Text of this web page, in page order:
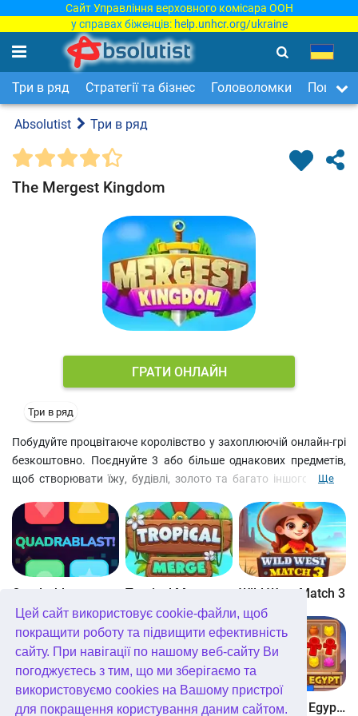
Цей сайт використовує cookie-файли, щоб
покращити роботу та підвищити ефективність
сайту. При навігації по нашому веб-сайту Ви
погоджуєтесь з тим, що ми зберігаємо та
використовуємо cookies на Вашому пристрої
для покращення користування даним сайтом.
Сайт Управління верховного комісара ООН
у справах біженців: help.unhcr.org/ukraine
Три в ряд Стратегії та бізнес Головоломки Пошук
Absolutist Три в ряд
The Mergest Kingdom
ГРАТИ ОНЛАЙН
Три в ряд
Побудуйте процвітаюче королівство у захоплюючій онлайн-грі
безкоштовно. Поєднуйте 3 або більше однакових предметів,
щоб створювати їжу, будівлі, золото та багато іншого. Якщо
тому трохи витримки та стратегії не завадить. Відкривайте нові
території, знайомтеся з жителями чарівного королівства та
дізнавайтеся про їхні історії. Відкривайте скрині, щоб отримати
нагороду, і не забувайте повернутися в гру завтра, щоб хоч би
забрати щоденний бонус. Виконуйте завдання та просуйтеся
за сюжетом. Казкові персонажі та простота головоломки «три
в ряд» онлайн сподобаються і дорослим, і дітям.
Ще
Quadrablast Tropical Merge Wild West Match 3
Bubblez! Forest Match 4 Wonders of Egypt Match